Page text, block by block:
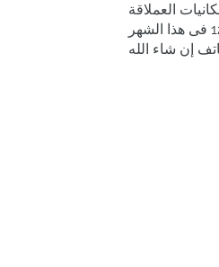
العملاقة
حيث تحاول الشركة هواوي من منافسة الشركة الامريكية آبل التي قامت بأطلاق هواتف آيفون 12 فى هذا الشهر